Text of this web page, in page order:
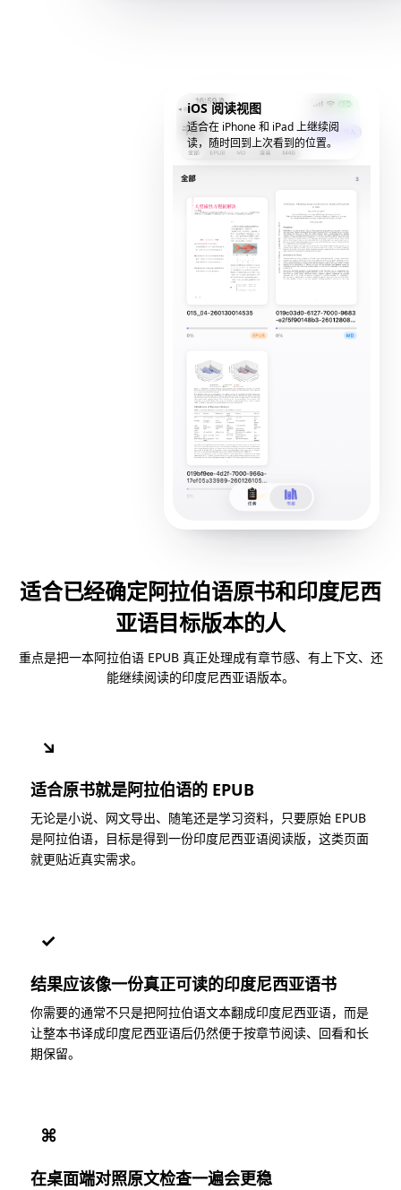
iOS 阅读视图
适合在 iPhone 和 iPad 上继续阅
读，随时回到上次看到的位置。
适合已经确定阿拉伯语原书和印度尼西
亚语目标版本的人
重点是把一本阿拉伯语 EPUB 真正处理成有章节感、有上下文、还
能继续阅读的印度尼西亚语版本。
↘
适合原书就是阿拉伯语的 EPUB
无论是小说、网文导出、随笔还是学习资料，只要原始 EPUB
是阿拉伯语，目标是得到一份印度尼西亚语阅读版，这类页面
就更贴近真实需求。
✓
结果应该像一份真正可读的印度尼西亚语书
你需要的通常不只是把阿拉伯语文本翻成印度尼西亚语，而是
让整本书译成印度尼西亚语后仍然便于按章节阅读、回看和长
期保留。
⌘
在桌面端对照原文检查一遍会更稳